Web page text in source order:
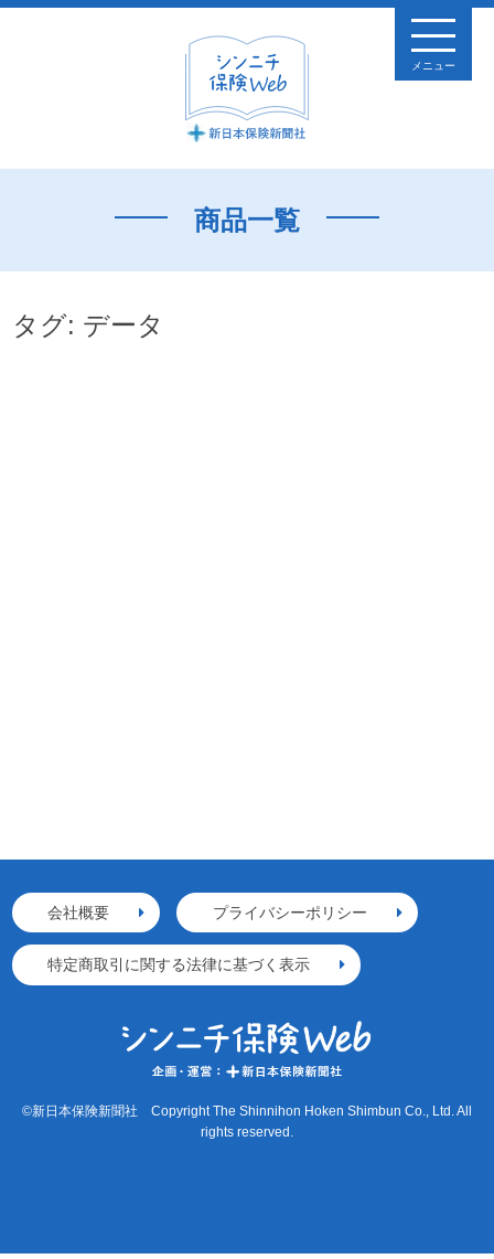
メニュー
商品一覧
タグ: データ
会社概要 プライバシーポリシー
特定商取引に関する法律に基づく表示
©新日本保険新聞社 Copyright The Shinnihon Hoken Shimbun Co., Ltd. All
rights reserved.